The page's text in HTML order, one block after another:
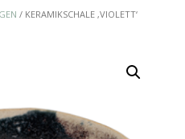
/ KERAMIKSCHALE ‚VIOLETT‘